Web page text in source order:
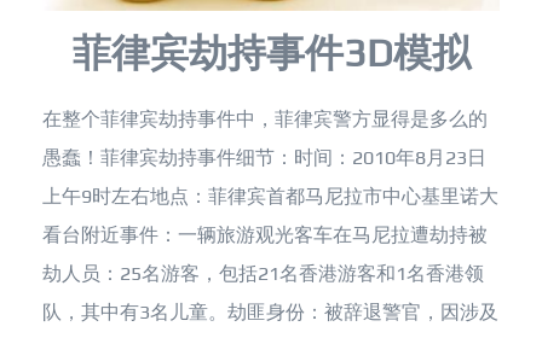
菲律宾劫持事件3D模拟
在整个菲律宾劫持事件中，菲律宾警方显得是多么的
愚蠢！菲律宾劫持事件细节：时间：2010年8月23日
上午9时左右地点：菲律宾首都马尼拉市中心基里诺大
看台附近事件：一辆旅游观光客车在马尼拉遭劫持被
劫人员：25名游客，包括21名香港游客和1名香港领
队，其中有3名儿童。劫匪身份：被辞退警官，因涉及